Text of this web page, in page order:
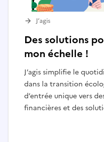
Des solutions
mon échelle !
J’agis simplifie le
dans la transition
d’entrée unique vers
financières et des
J’agis